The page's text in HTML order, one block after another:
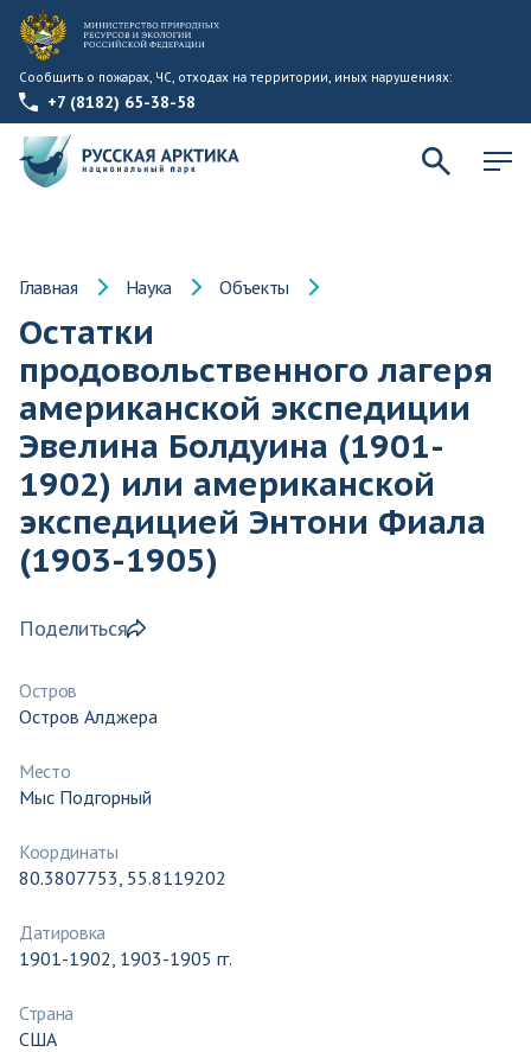
Сообщить о пожарах, ЧС, отходах на территории, иных нарушениях:
+7 (8182) 65-38-58
Главная Наука Объекты
Остатки
продовольственного лагеря
американской экспедиции
Эвелина Болдуина (1901-
1902) или американской
экспедицией Энтони Фиала
(1903-1905)
Поделиться
Остров
Остров Алджера
Место
Мыс Подгорный
Координаты
80.3807753, 55.8119202
Датировка
1901-1902, 1903-1905 гг.
Страна
США